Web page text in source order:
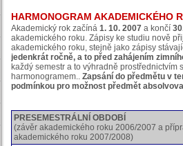
HARMONOGRAM AKADEMICKÉHO
Akademický rok začíná 1. 10. 2007 a končí
akademického roku. Zápisy ke studiu nově
akademického roku, stejně jako zápisy
jedenkrát ročně, a to před zahájením
každý semestr a to výhradně
harmonogramem.. Zapsání do předmětu v
podmínkou pro možnost předmět
PRESEMESTRÁLNÍ OBDOBÍ
(závěr akademického roku 2006/2007 a
akademického roku 2007/2008)